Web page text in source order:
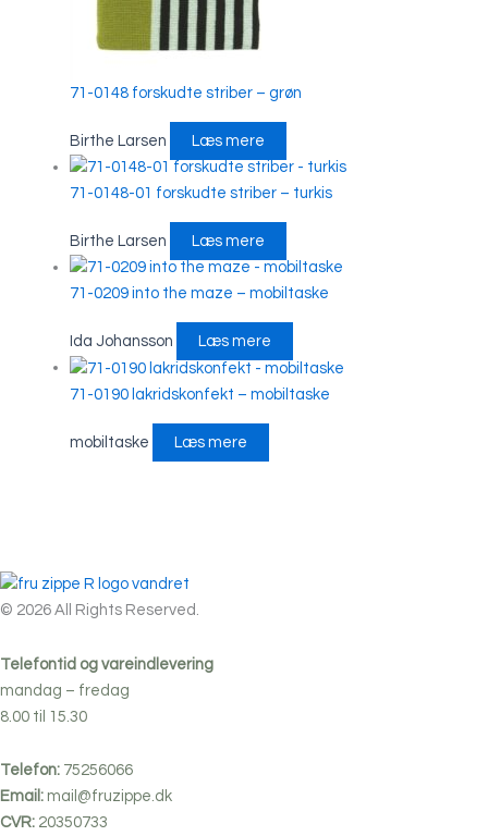
71-0148 forskudte striber – grøn
Birthe Larsen Læs mere
71-0148-01 forskudte striber – turkis
Birthe Larsen Læs mere
71-0209 into the maze – mobiltaske
Ida Johansson Læs mere
71-0190 lakridskonfekt – mobiltaske
mobiltaske Læs mere
© 2026 All Rights Reserved.
Telefontid og vareindlevering
mandag – fredag
8.00 til 15.30
Telefon: 75256066
Email: mail@fruzippe.dk
CVR: 20350733